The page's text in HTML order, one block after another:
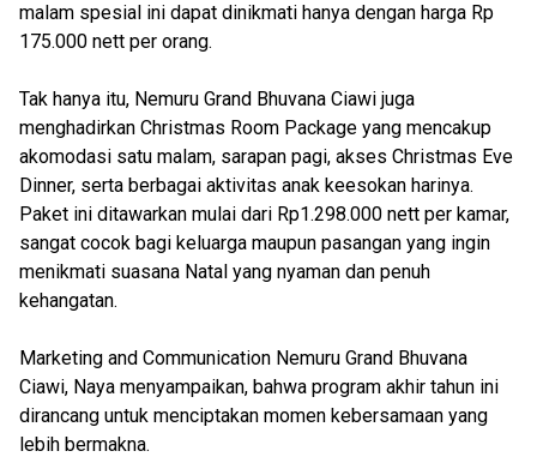
malam spesial ini dapat dinikmati hanya dengan harga Rp
175.000 nett per orang.
Tak hanya itu, Nemuru Grand Bhuvana Ciawi juga
menghadirkan Christmas Room Package yang mencakup
akomodasi satu malam, sarapan pagi, akses Christmas Eve
Dinner, serta berbagai aktivitas anak keesokan harinya.
Paket ini ditawarkan mulai dari Rp1.298.000 nett per kamar,
sangat cocok bagi keluarga maupun pasangan yang ingin
menikmati suasana Natal yang nyaman dan penuh
kehangatan.
Marketing and Communication Nemuru Grand Bhuvana
Ciawi, Naya menyampaikan, bahwa program akhir tahun ini
dirancang untuk menciptakan momen kebersamaan yang
lebih bermakna.